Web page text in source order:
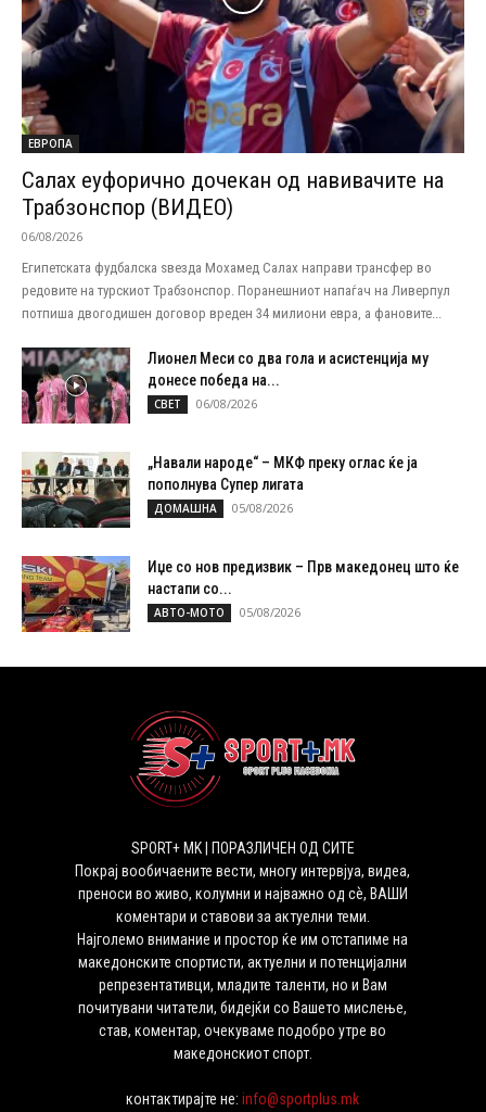
ЕВРОПА
Салах еуфорично дочекан од навивачите на
Трабзонспор (ВИДЕО)
06/08/2026
Египетската фудбалска ѕвезда Мохамед Салах направи трансфер во
редовите на турскиот Трабзонспор. Поранешниот напаѓач на Ливерпул
потпиша двогодишен договор вреден 34 милиони евра, а фановите...
Лионел Меси со два гола и асистенција му
донесе победа на...
СВЕТ 06/08/2026
„Навали народе“ – МКФ преку оглас ќе ја
пополнува Супер лигата
ДОМАШНА 05/08/2026
Иџе со нов предизвик – Прв македонец што ќе
настапи со...
АВТО-МОТО 05/08/2026
SPORT+ MK | ПОРАЗЛИЧЕН ОД СИТЕ
Покрај вообичаените вести, многу интервјуа, видеа,
преноси во живо, колумни и најважно од сѐ, ВАШИ
коментари и ставови за актуелни теми.
Најголемо внимание и простор ќе им отстапиме на
македонските спортисти, актуелни и потенцијални
репрезентативци, младите таленти, но и Вам
почитувани читатели, бидејќи со Вашето мислење,
став, коментар, очекуваме подобро утре во
македонскиот спорт.
контактирајте не:info@sportplus.mk